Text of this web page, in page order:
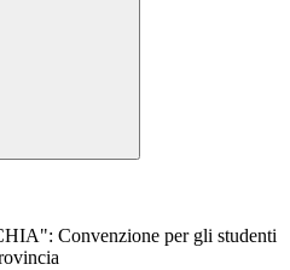
Convenzione per gli studenti